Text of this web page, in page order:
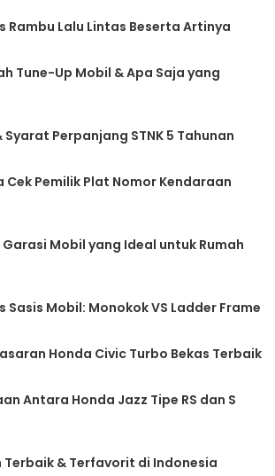
Rambu Lalu Lintas Beserta Artinya
Tune-Up Mobil & Apa Saja yang
Syarat Perpanjang STNK 5 Tahunan
Cek Pemilik Plat Nomor Kendaraan
Mobil yang Ideal untuk Rumah
Sasis Mobil: Monokok VS Ladder Frame
Honda Civic Turbo Bekas Terbaik
Antara Honda Jazz Tipe RS dan S
Terbaik & Terfavorit di Indonesia